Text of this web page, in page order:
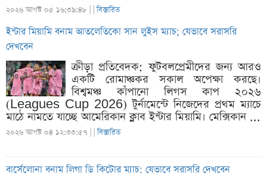
২০২৬ আগস্ট ০৫ ১৬:৩৯:৪৮ | |বিস্তারিত
ইন্টার মিয়ামি বনাম আতলেতিকো সান লুইস ম্যাচ; যেভাবে সরাসরি
দেখবেন
ক্রীড়া প্রতিবেদক: ফুটবলপ্রেমীদের জন্য আরও
একটি রোমাঞ্চকর সকাল অপেক্ষা করছে।
বিশ্বমঞ্চ কাঁপানো লিগস কাপ ২০২৬
(Leagues Cup 2026) টুর্নামেন্টে নিজেদের প্রথম ম্যাচে
মাঠে নামতে যাচ্ছে আমেরিকান ক্লাব ইন্টার মিয়ামি। মেক্সিকান ...
২০২৬ আগস্ট ০৪ ১২:৩৩:৫৭ | |বিস্তারিত
বার্সেলোনা বনাম লিগা ডি কিটোর ম্যাচ: যেভাবে সরাসরি দেখবেন